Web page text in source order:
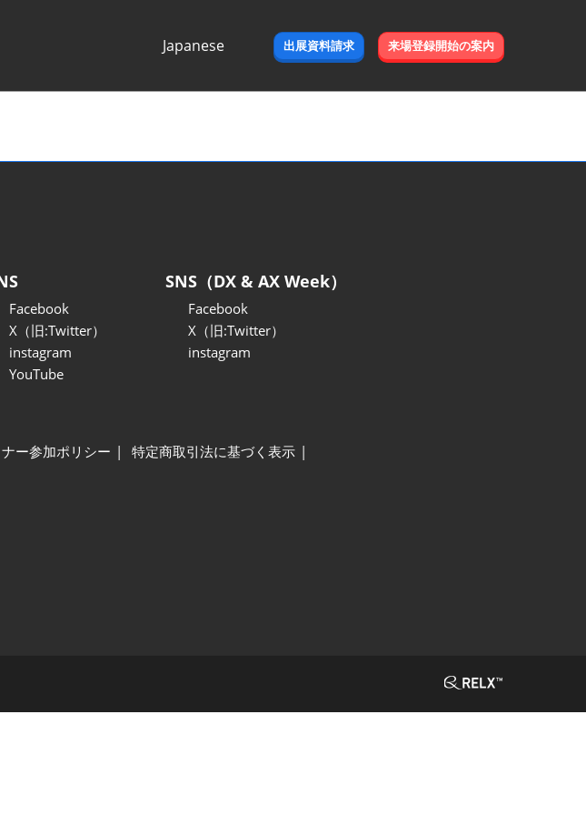
Japanese
出展資料請求 来場登録開始の案内
Facebook
X（旧:Twitter）
instagram
YouTube
SNS（DX & AX Week）
Facebook
X（旧:Twitter）
instagram
ー参加ポリシー
特定商取引法に基づく表示